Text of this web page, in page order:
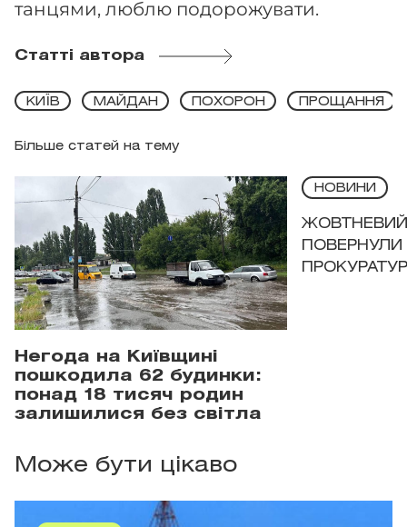
танцями, люблю подорожувати.
Статті автора
Більше статей на тему
КИЇВ МАЙДАН ПОХОРОН ПРОЩАННЯ
Негода на Київщині
пошкодила 62 будинки:
понад 18 тисяч родин
залишилися без світла
НОВИНИ
ЖОВТНЕВИЙ
ПОВЕРНУЛИ
Може бути цікаво